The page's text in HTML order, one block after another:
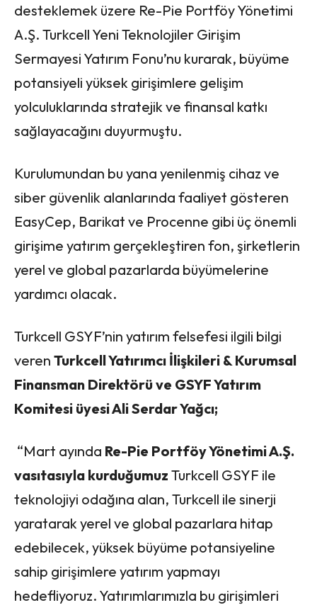
desteklemek üzere Re-Pie Portföy Yönetimi
A.Ş. Turkcell Yeni Teknolojiler Girişim
Sermayesi Yatırım Fonu’nu kurarak, büyüme
potansiyeli yüksek girişimlere gelişim
yolculuklarında stratejik ve finansal katkı
sağlayacağını duyurmuştu.
Kurulumundan bu yana yenilenmiş cihaz ve
siber güvenlik alanlarında faaliyet gösteren
EasyCep, Barikat ve Procenne gibi üç önemli
girişime yatırım gerçekleştiren fon, şirketlerin
yerel ve global pazarlarda büyümelerine
yardımcı olacak.
Turkcell GSYF’nin yatırım felsefesi ilgili bilgi
veren Turkcell Yatırımcı İlişkileri & Kurumsal
Finansman Direktörü ve GSYF Yatırım
Komitesi üyesi Ali Serdar Yağcı;
“Mart ayında Re-Pie Portföy Yönetimi A.Ş.
vasıtasıyla kurduğumuz Turkcell GSYF ile
teknolojiyi odağına alan, Turkcell ile sinerji
yaratarak yerel ve global pazarlara hitap
edebilecek, yüksek büyüme potansiyeline
sahip girişimlere yatırım yapmayı
hedefliyoruz. Yatırımlarımızla bu girişimleri